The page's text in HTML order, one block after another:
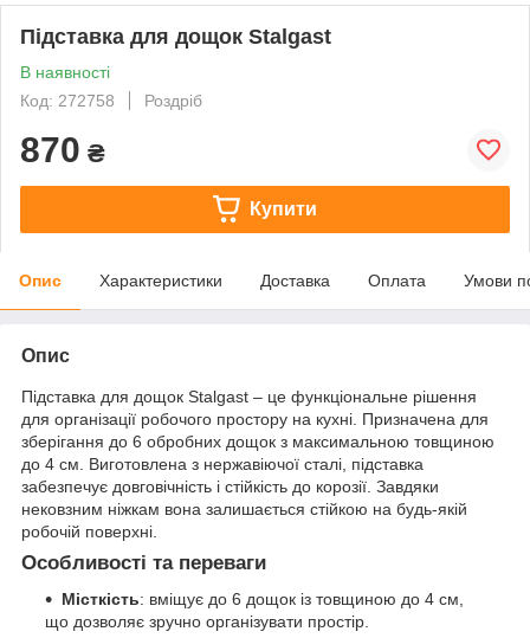
Підставка для дощок Stalgast
В наявності
Код: 272758
Роздріб
870 ₴
Купити
Опис Характеристики Доставка Оплата Умови
Опис
Підставка для дощок Stalgast – це функціональне рішення
для організації робочого простору на кухні. Призначена для
зберігання до 6 обробних дощок з максимальною товщиною
до 4 см. Виготовлена з нержавіючої сталі, підставка
забезпечує довговічність і стійкість до корозії. Завдяки
нековзним ніжкам вона залишається стійкою на будь-якій
робочій поверхні.
Особливості та переваги
Місткість: вміщує до 6 дощок із товщиною до 4 см,
що дозволяє зручно організувати простір.